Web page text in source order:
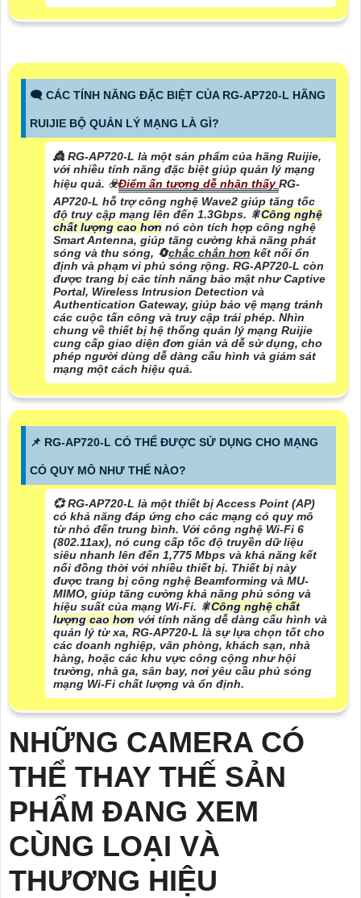
🗨️ CÁC TÍNH NĂNG ĐẶC BIỆT CỦA RG-AP720-L HÃNG
RUIJIE BỘ QUẢN LÝ MẠNG LÀ GÌ?
👸 RG-AP720-L là một sản phẩm của hãng Ruijie,
với nhiều tính năng đặc biệt giúp quản lý mạng
hiệu quả. ☣️Điểm ấn tượng dễ nhận thấyRG-
AP720-L hỗ trợ công nghệ Wave2 giúp tăng tốc
độ truy cập mạng lên đến 1.3Gbps. 🎇Công nghệ
chất lượng cao hơn nó còn tích hợp công nghệ
Smart Antenna, giúp tăng cường khả năng phát
sóng và thu sóng, 🔄chắc chắn hơn kết nối ổn
định và phạm vi phủ sóng rộng. RG-AP720-L còn
được trang bị các tính năng bảo mật như Captive
Portal, Wireless Intrusion Detection và
Authentication Gateway, giúp bảo vệ mạng tránh
các cuộc tấn công và truy cập trái phép. Nhìn
chung về thiết bị hệ thống quản lý mạng Ruijie
cung cấp giao diện đơn giản và dễ sử dụng, cho
phép người dùng dễ dàng cấu hình và giám sát
mạng một cách hiệu quả.
📌 RG-AP720-L CÓ THỂ ĐƯỢC SỬ DỤNG CHO MẠNG
CÓ QUY MÔ NHƯ THẾ NÀO?
💞 RG-AP720-L là một thiết bị Access Point (AP)
có khả năng đáp ứng cho các mạng có quy mô
từ nhỏ đến trung bình. Với công nghệ Wi-Fi 6
(802.11ax), nó cung cấp tốc độ truyền dữ liệu
siêu nhanh lên đến 1,775 Mbps và khả năng kết
nối đồng thời với nhiều thiết bị. Thiết bị này
được trang bị công nghệ Beamforming và MU-
MIMO, giúp tăng cường khả năng phủ sóng và
hiệu suất của mạng Wi-Fi. 🎇Công nghệ chất
lượng cao hơn với tính năng dễ dàng cấu hình và
quản lý từ xa, RG-AP720-L là sự lựa chọn tốt cho
các doanh nghiệp, văn phòng, khách sạn, nhà
hàng, hoặc các khu vực công cộng như hội
trường, nhà ga, sân bay, nơi yêu cầu phủ sóng
mạng Wi-Fi chất lượng và ổn định.
NHỮNG CAMERA CÓ
THỂ THAY THẾ SẢN
PHẨM ĐANG XEM
CÙNG LOẠI VÀ
THƯƠNG HIỆU